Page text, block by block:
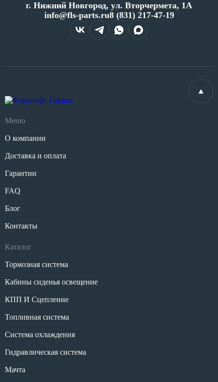
г. Нижний Новгород, ул. Вторчермета, 1А
info@fls-parts.ru8 (831) 217-47-19
Меню
О компании
Доставка и оплата
Гарантии
FAQ
Блог
Контакты
Каталог
Тормозная система
Кабины сиденья освещение
КПП И Сцепление
Топливная система
Система охлаждения
Гидравлическая система
Мачта